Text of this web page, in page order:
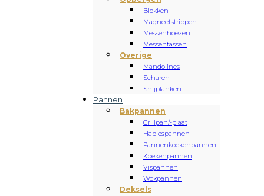
Blokken
Magneetstrippen
Messenhoezen
Messentassen
Overige
Mandolines
Scharen
Snijplanken
Pannen
Bakpannen
Grillpan/-plaat
Hapjespannen
Pannenkoekenpannen
Koekenpannen
Vispannen
Wokpannen
Deksels